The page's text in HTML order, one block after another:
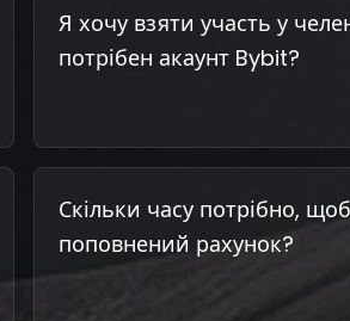
Я хочу взяти участь у
потрібен акаунт Bybit?
Скільки часу потрібно,
поповнений рахунок?